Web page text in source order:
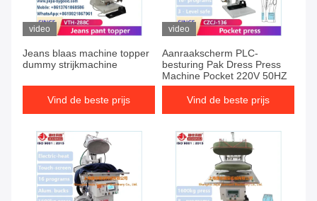
video
Jeans blaas machine topper
dummy strijkmachine
Vind de beste prijs
video
Aanraakscherm PLC-
besturing Pak Dress Press
Machine Pocket 220V 50HZ
Vind de beste prijs